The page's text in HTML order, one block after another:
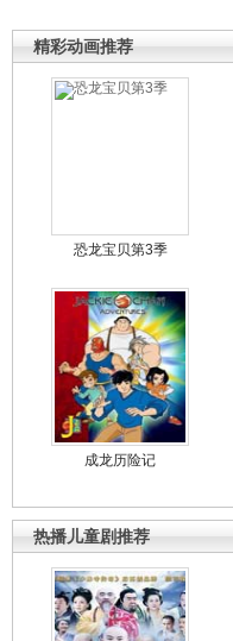
精彩动画推荐
恐龙宝贝第3季
成龙历险记
热播儿童剧推荐